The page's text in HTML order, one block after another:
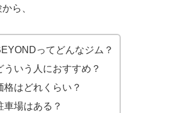
ら、
ってどんなジム？
ういう人におすすめ？
格はどれくらい？
車場はある？